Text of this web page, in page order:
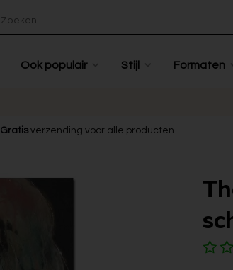
Ook populair Stijl Formaten
Gratisverzending voor alle producten